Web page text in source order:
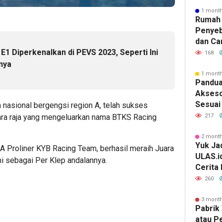
Diperkenalkan di PEVS 2023, Seperti Ini
bergengsi region A, telah sukses
raja yang mengeluarkan nama BTKS Racing
Proliner KYB Racing Team, berhasil meraih Juara
sebagai Per Klep andalannya.
1
dan
168
1
217
2
Yuk
Cerita
Lebih
260
3
Pabrik
atau